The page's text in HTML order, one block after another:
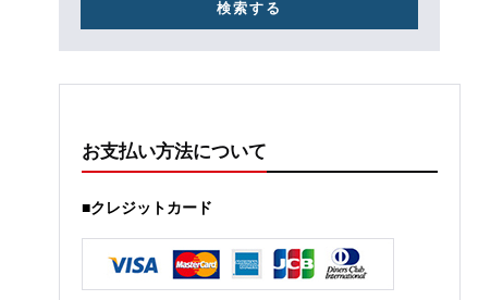
お支払い方法について
■クレジットカード